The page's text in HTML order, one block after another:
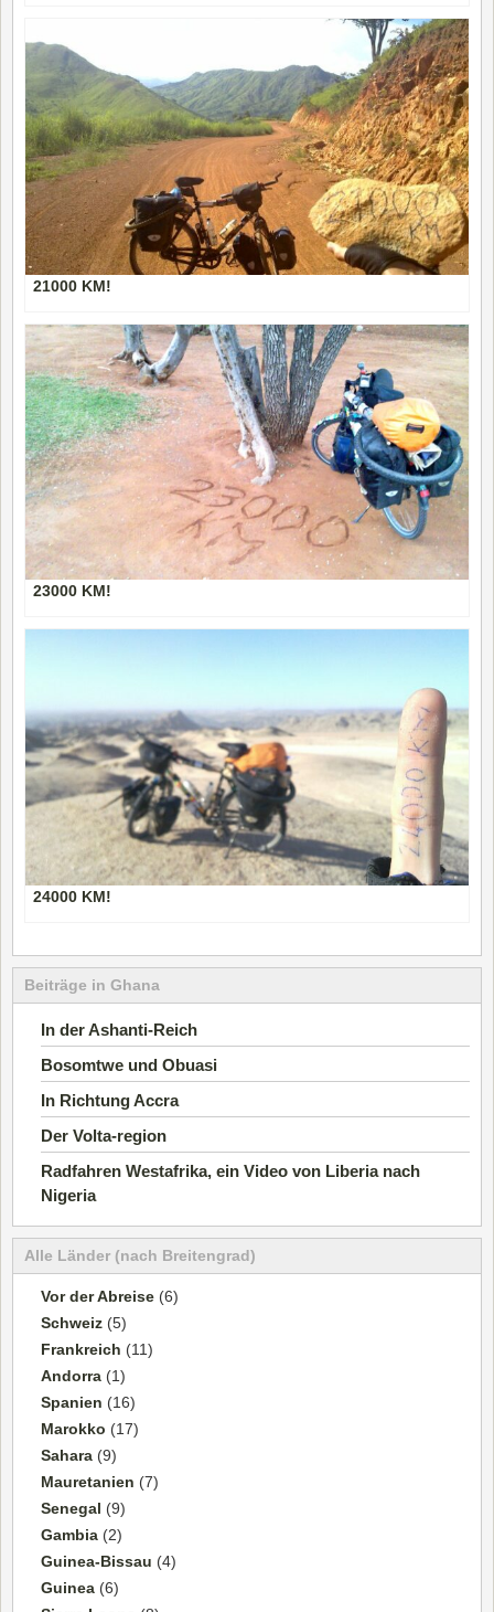
21000 KM!
23000 KM!
24000 KM!
Beiträge in Ghana
In der Ashanti-Reich
Bosomtwe und Obuasi
In Richtung Accra
Der Volta-region
Radfahren Westafrika, ein Video von Liberia nach
Nigeria
Alle Länder (nach Breitengrad)
Vor der Abreise (6)
Schweiz (5)
Frankreich (11)
Andorra (1)
Spanien (16)
Marokko (17)
Sahara (9)
Mauretanien (7)
Senegal (9)
Gambia (2)
Guinea-Bissau (4)
Guinea (6)